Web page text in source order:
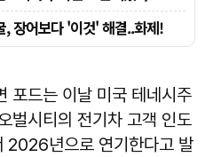
포드는 이날 미국 테네시주
벌시티의 전기차 고객 인도
2026년으로 연기한다고 발